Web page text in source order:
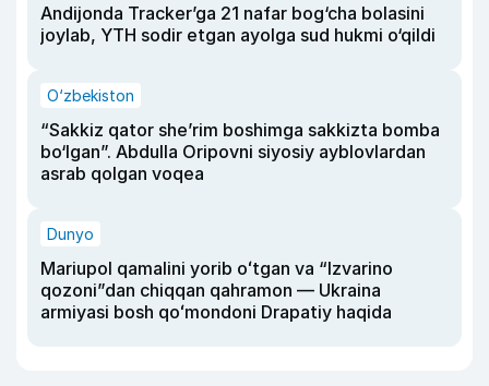
Andijonda Tracker’ga 21 nafar bog‘cha bolasini
joylab, YTH sodir etgan ayolga sud hukmi o‘qildi
O‘zbekiston
“Sakkiz qator she’rim boshimga sakkizta bomba
bo‘lgan”. Abdulla Oripovni siyosiy ayblovlardan
asrab qolgan voqea
Dunyo
Mariupol qamalini yorib oʻtgan va “Izvarino
qozoni”dan chiqqan qahramon — Ukraina
armiyasi bosh qoʻmondoni Drapatiy haqida